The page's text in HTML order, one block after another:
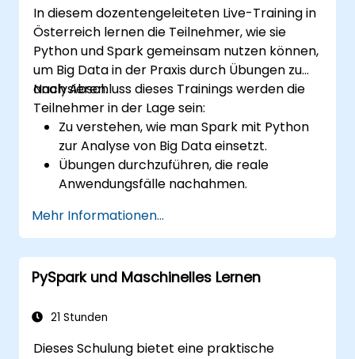
In diesem dozentengeleiteten Live-Training in
Österreich lernen die Teilnehmer, wie sie
Python und Spark gemeinsam nutzen können,
um Big Data in der Praxis durch Übungen zu
analysieren.
Nach Abschluss dieses Trainings werden die
Teilnehmer in der Lage sein:
Zu verstehen, wie man Spark mit Python
zur Analyse von Big Data einsetzt.
Übungen durchzuführen, die reale
Anwendungsfälle nachahmen.
Big-Data-Analyse mit PySpark zu nutzen.
Mehr Informationen...
PySpark und Maschinelles Lernen
21 Stunden
Dieses Schulung bietet eine praktische